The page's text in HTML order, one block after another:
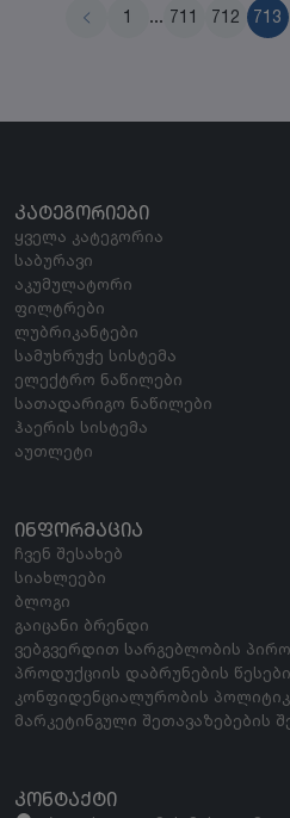
1 ... 711 712 713
ᲙᲐᲢᲔᲒᲝᲠᲘᲔᲑᲘ
ყველა კატეგორია
საბურავი
აკუმულატორი
ფილტრები
ლუბრიკანტები
სამუხრუჭე სისტემა
ელექტრო ნაწილები
სათადარიგო ნაწილები
ჰაერის სისტემა
აუთლეტი
ᲘᲜᲤᲝᲠᲛᲐᲪᲘᲐ
ჩვენ შესახებ
სიახლეები
ბლოგი
გაიცანი ბრენდი
ვებგვერდით სარგებლობის
პროდუქციის დაბრუნების
კონფიდენციალურობის
მარკეტინგული შეთავაზებების
ᲙᲝᲜᲢᲐᲥᲢᲘ